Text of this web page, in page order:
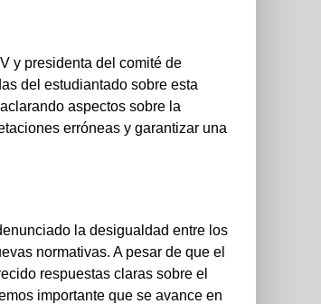
y presidenta del comité de
del estudiantado sobre esta
aspectos sobre la
erróneas y garantizar una
la desigualdad entre los
normativas. A pesar de que el
respuestas claras sobre el
importante que se avance en